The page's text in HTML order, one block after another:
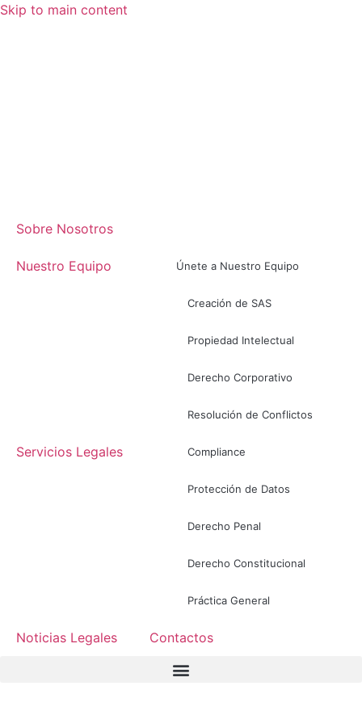
Skip to main content
Sobre Nosotros
Nuestro Equipo Únete a Nuestro Equipo
Servicios Legales
Creación de SAS
Propiedad Intelectual
Derecho Corporativo
Resolución de Conflictos
Compliance
Protección de Datos
Derecho Penal
Derecho Constitucional
Práctica General
Noticias Legales Contactos